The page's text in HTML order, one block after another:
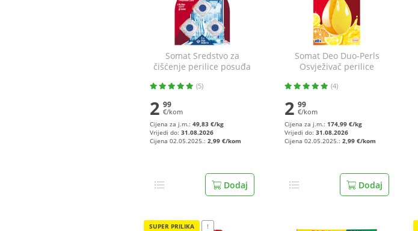
Somat Sredstvo za
čišćenje perilice posuđa
(5)
2 99
€/kom
Cijena za j.m.: 49,83 €/kg
Vrijedi do: 31.08.2026
Cijena 02.05.2025.: 2,99 €/kom
Dodaj
Somat Deo Duo-Perls
Osvježivač perilice
17 g
(4)
2 99
€/kom
Cijena za j.m.: 174,99 €/kg
Vrijedi do: 31.08.2026
Cijena 02.05.2025.: 2,99 €/kom
Dodaj
SUPER PRILIKA !